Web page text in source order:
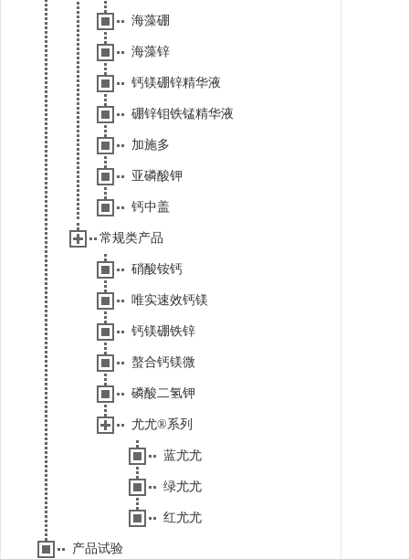
海藻硼
海藻锌
钙镁硼锌精华液
硼锌钼铁锰精华液
加施多
亚磷酸钾
钙中盖
常规类产品
硝酸铵钙
唯实速效钙镁
钙镁硼铁锌
螯合钙镁微
磷酸二氢钾
尤尤®系列
蓝尤尤
绿尤尤
红尤尤
产品试验